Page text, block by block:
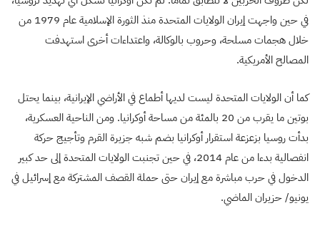
في حين واجهت إيران الولايات المتحدة منذ الثورة الإسلامية عام 1979 من
خلال هجمات مسلحة، وحروب بالوكالة، واعتداءات أخرى استهدفت
المصالح الأمريكية.
كما أن الولايات المتحدة ليست لديها أطماع في الأراضي الإيرانية، بينما يحتل
بوتين ما يقرب من 20 بالمئة من مساحة أوكرانيا. ومن الناحية العسكرية،
بدأت روسيا بزعزعة استقرار أوكرانيا بضم شبه جزيرة القرم وتأجيج حركة
انفصالية بدءا من عام 2014، في حين تجنبت الولايات المتحدة إلى حد كبير
الدخول في حرب مباشرة مع إيران حتى حملة القصف المشتركة مع إسرائيل في
يونيو/ حزيران الماضي.